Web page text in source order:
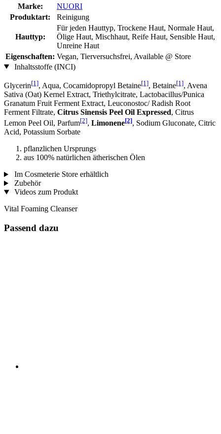
Marke:
NUORI
Produktart:
Reinigung
Hauttyp:
Für jeden Hauttyp, Trockene Haut, Normale Haut,
Ölige Haut, Mischhaut, Reife Haut, Sensible Haut,
Unreine Haut
Eigenschaften: Vegan, Tierversuchsfrei, Available @ Store
Inhaltsstoffe (INCI)
Glycerin[1], Aqua, Cocamidopropyl Betaine[1], Betaine[1], Avena
Sativa (Oat) Kernel Extract, Triethylcitrate, Lactobacillus/Punica
Granatum Fruit Ferment Extract, Leuconostoc/ Radish Root
Ferment Filtrate, Citrus Sinensis Peel Oil Expressed, Citrus
Lemon Peel Oil, Parfum[2], Limonene[2], Sodium Gluconate, Citric
Acid, Potassium Sorbate
pflanzlichen Ursprungs
aus 100% natürlichen ätherischen Ölen
Im Cosmeterie Store erhältlich
Zubehör
Videos zum Produkt
Vital Foaming Cleanser
Passend dazu